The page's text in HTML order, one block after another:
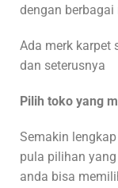
dengan berbagai
Ada merk karpet
dan seterusnya
Pilih toko yang
Semakin
pula pilihan
anda bisa